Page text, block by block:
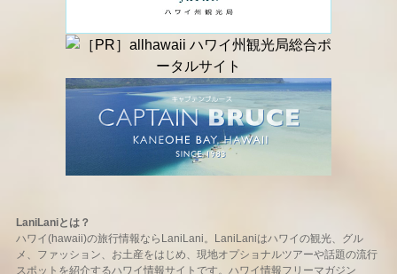
LaniLaniとは？
ハワイ(hawaii)の旅行情報ならLaniLani。LaniLaniはハワイの観光、グル
メ、ファッション、お土産をはじめ、現地オプショナルツアーや話題の流行
スポットを紹介するハワイ情報サイトです。ハワイ情報フリーマガジン